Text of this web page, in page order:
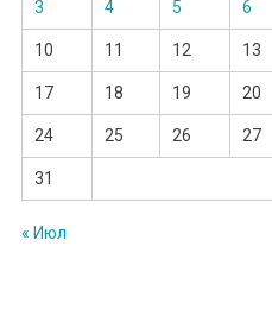
3 4 5 6
10 11 12 13
17 18 19 20
24 25 26 27
31
« Июл